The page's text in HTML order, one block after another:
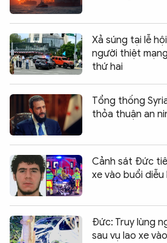
Xả súng tại lễ
người thiệt
thứ hai
Tổng thống
thỏa thuận an
Cảnh sát Đức
xe vào buổi diễu
Đức: Truy lùng
sau vụ lao xe